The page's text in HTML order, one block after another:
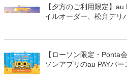
【夕方のご利用限定】
イルオーダー、松弁デリ
【ローソン限定・Ponta
ソンアプリのau PAYバ